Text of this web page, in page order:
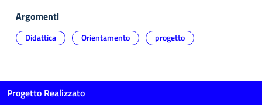
Argomenti
Didattica Orientamento progetto
Progetto Realizzato